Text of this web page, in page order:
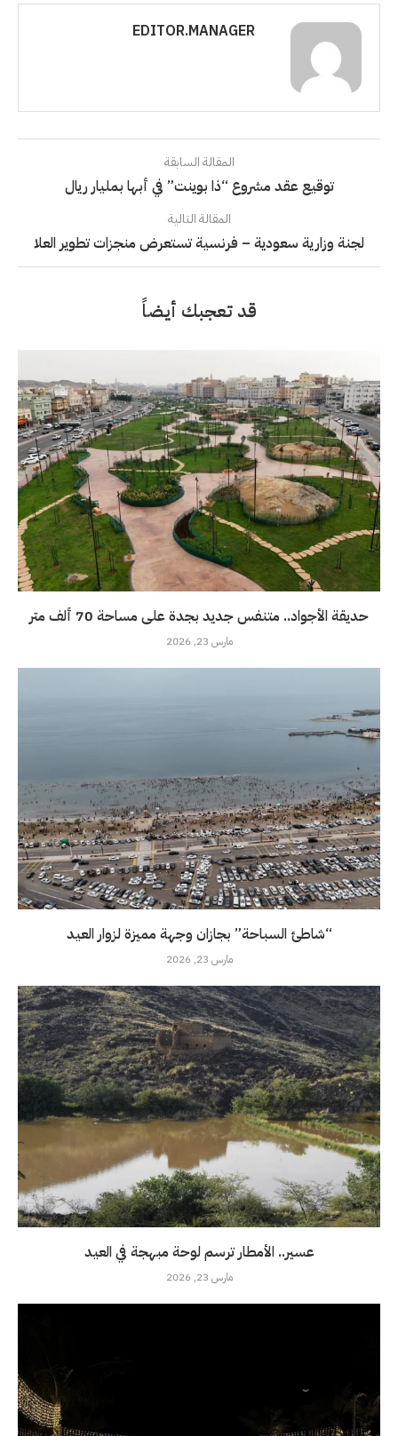
EDITOR.MANAGER
المقالة السابقة
توقيع عقد مشروع “ذا بوينت” في أبها بمليار ريال
المقالة التالية
لجنة وزارية سعودية – فرنسية تستعرض منجزات تطوير العلا
قد تعجبك أيضاً
حديقة الأجواد.. متنفس جديد بجدة على مساحة 70 ألف متر
مارس 23, 2026
“شاطئ السباحة” بجازان وجهة مميزة لزوار العيد
مارس 23, 2026
عسير.. الأمطار ترسم لوحة مبهجة في العيد
مارس 23, 2026